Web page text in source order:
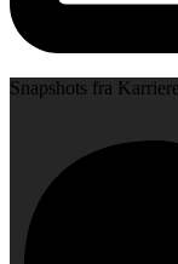
Snapshots fra